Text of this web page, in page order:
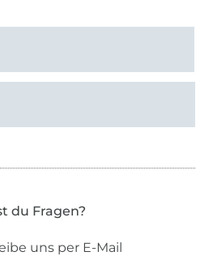
du Fragen?
uns per E-Mail